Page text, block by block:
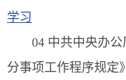
学习
04 中共中央办
分事项工作程序规定